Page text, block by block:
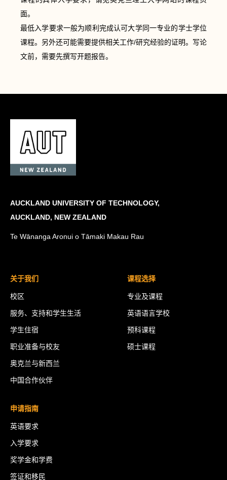
面。
最低入学要求一般为顺利完成认可大学同一专业的学士学位
课程。另外还可能需要提供相关工作/研究经验的证明。写论
文前，需要先撰写开题报告。
AUCKLAND UNIVERSITY OF TECHNOLOGY,
AUCKLAND, NEW ZEALAND
Te Wānanga Aronui o Tāmaki Makau Rau
关于我们
校区
服务、支持和学生生活
学生住宿
职业准备与校友
奥克兰与新西兰
中国合作伙伴
课程选择
专业及课程
英语语言学校
预科课程
硕士课程
申请指南
英语要求
入学要求
奖学金和学费
签证和移民